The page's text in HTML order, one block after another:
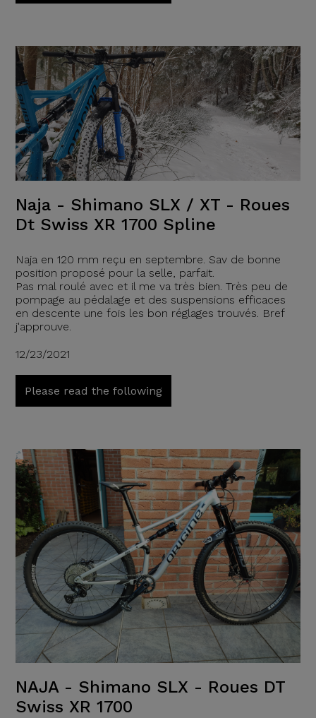
Naja - Shimano SLX / XT - Roues
Dt Swiss XR 1700 Spline
Naja en 120 mm reçu en septembre. Sav de bonne
position proposé pour la selle, parfait.
Pas mal roulé avec et il me va très bien. Très peu de
pompage au pédalage et des suspensions efficaces
en descente une fois les bon réglages trouvés. Bref
j'approuve.
12/23/2021
Please read the following
NAJA - Shimano SLX - Roues DT
Swiss XR 1700